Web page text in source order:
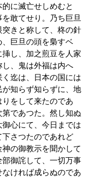
に滅亡せしめむと
敢てせり。乃ち巨旦
きと称して、柊の針
巨旦の頭を梟すベ
し、加之煎豆を人家
、鬼は外福は内へ
迄は、日本の国には
知らず知らずに、地
をして来たのであ
であつた。然し知ぬ
心にて、今日までは
下さつたのであれど
の御教示を聞かして
御詫して、一切万事
ければ成らぬのであ